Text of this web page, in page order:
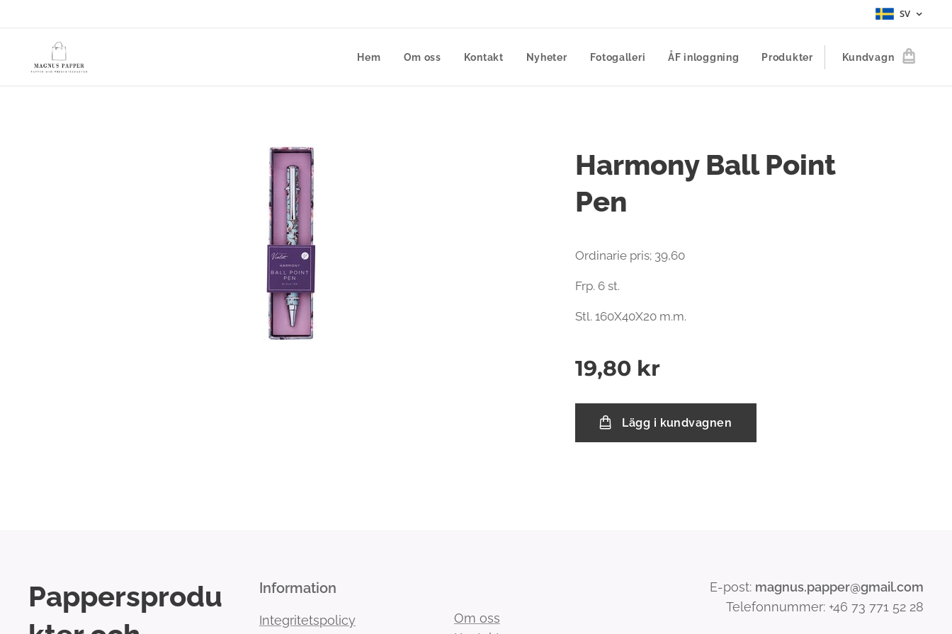
SV
Hem Om oss Kontakt Nyheter Fotogalleri ÅF inloggning Produkter Kundvagn
Harmony Ball Point
Pen
Ordinarie pris; 39,60
Frp. 6 st.
Stl. 160X40X20 m.m.
19,80 kr
Lägg i kundvagnen
Pappersprodu
Information
Integritetspolicy
Om oss
E-post: magnus.papper@gmail.com
Telefonnummer: +46 73 771 52 28